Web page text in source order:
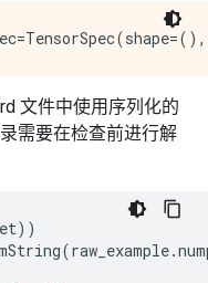
文件中使用序列化的
需要在检查前进行解
))
(raw_example.